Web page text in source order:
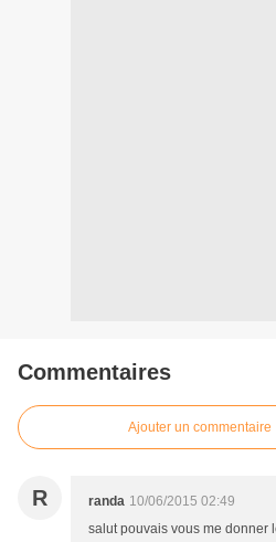
Commentaires
Ajouter un commentaire
R randa 10/06/2015 02:49
salut pouvais vous me donner